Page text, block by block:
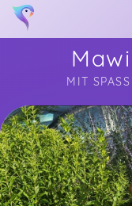
MIT
Soon you will learn